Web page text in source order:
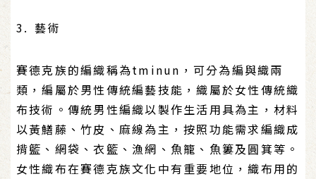
3. 藝術
賽德克族的編織稱為tminun，可分為編與織兩
類，編屬於男性傳統編藝技能，織屬於女性傳統織
布技術。傳統男性編織以製作生活用具為主，材料
以黃鱔藤、竹皮、麻線為主，按照功能需求編織成
揹籃、網袋、衣籃、漁網、魚籠、魚簍及圓箕等。
女性織布在賽德克族文化中有重要地位，織布用的